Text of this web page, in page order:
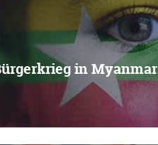
in Myanmar